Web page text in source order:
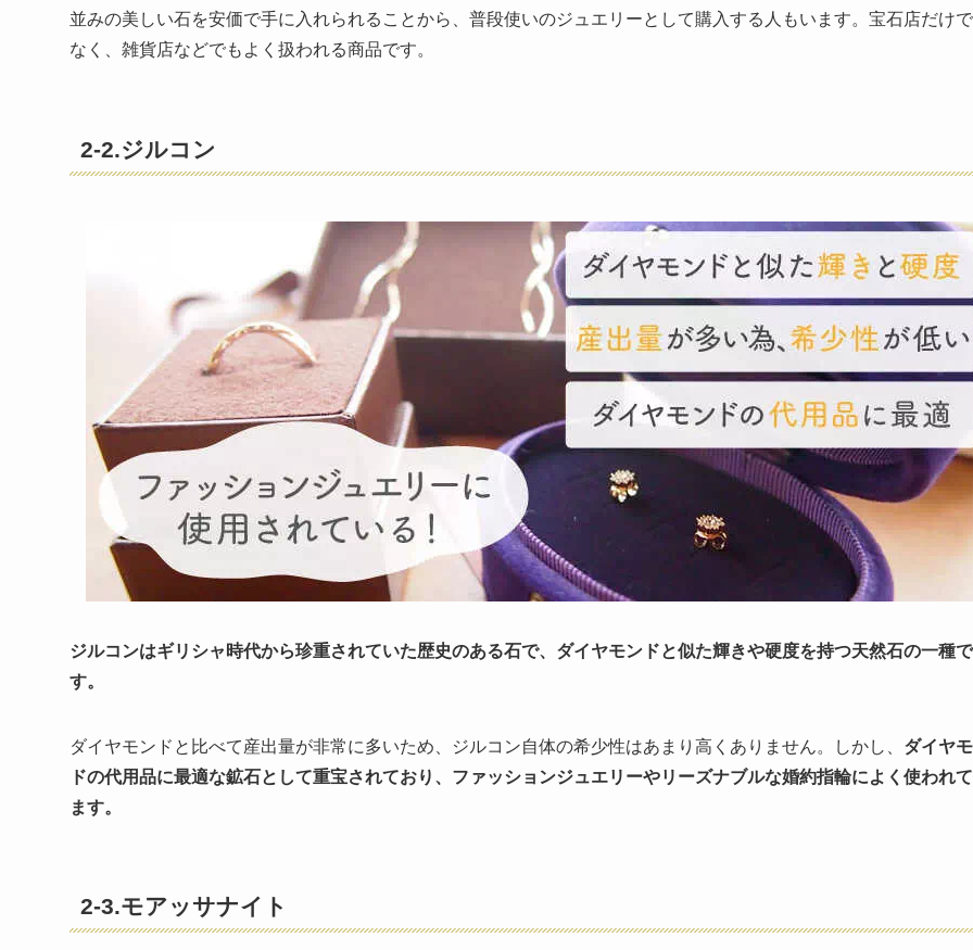
並みの美しい石を安価で手に入れられることから、普段使いのジュエリーとして購入する人もいます。宝石店だけ
なく、雑貨店などでもよく扱われる商品です。
2-2.ジルコン
ジルコンはギリシャ時代から珍重されていた歴史のある石で、ダイヤモンドと似た輝きや硬度を持つ天然石の一種で
す。
ダイヤモンドと比べて産出量が非常に多いため、ジルコン自体の希少性はあまり高くありません。しかし、 ダイヤ
ドの代用品に最適な鉱石として重宝されており、ファッションジュエリーやリーズナブルな婚約指輪によく使われ
ます。
2-3.モアッサナイト